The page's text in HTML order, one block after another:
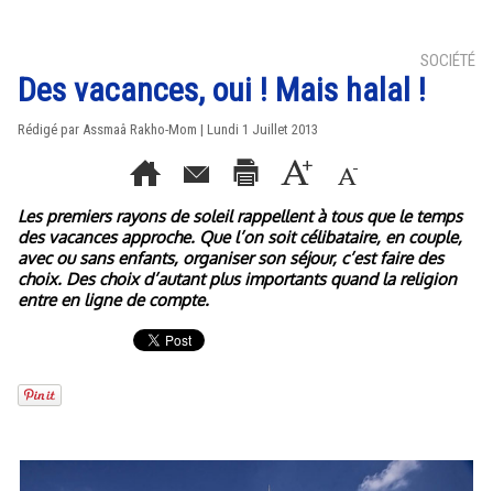
SOCIÉTÉ
Des vacances, oui ! Mais halal !
Rédigé par Assmaâ Rakho-Mom | Lundi 1 Juillet 2013
Les premiers rayons de soleil rappellent à tous que le temps
des vacances approche. Que l’on soit célibataire, en couple,
avec ou sans enfants, organiser son séjour, c’est faire des
choix. Des choix d’autant plus importants quand la religion
entre en ligne de compte.